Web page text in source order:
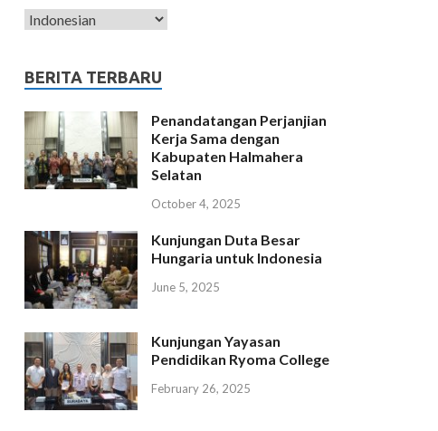
BERITA TERBARU
Penandatangan Perjanjian
Kerja Sama dengan
Kabupaten Halmahera
Selatan
October 4, 2025
Kunjungan Duta Besar
Hungaria untuk Indonesia
June 5, 2025
Kunjungan Yayasan
Pendidikan Ryoma College
February 26, 2025